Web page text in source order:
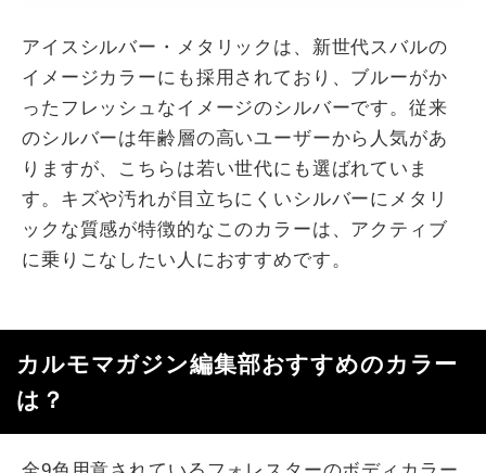
アイスシルバー・メタリックは、新世代スバルの
イメージカラーにも採用されており、ブルーがか
ったフレッシュなイメージのシルバーです。従来
のシルバーは年齢層の高いユーザーから人気があ
りますが、こちらは若い世代にも選ばれていま
す。キズや汚れが目立ちにくいシルバーにメタリ
ックな質感が特徴的なこのカラーは、アクティブ
に乗りこなしたい人におすすめです。
カルモマガジン編集部おすすめのカラー
は？